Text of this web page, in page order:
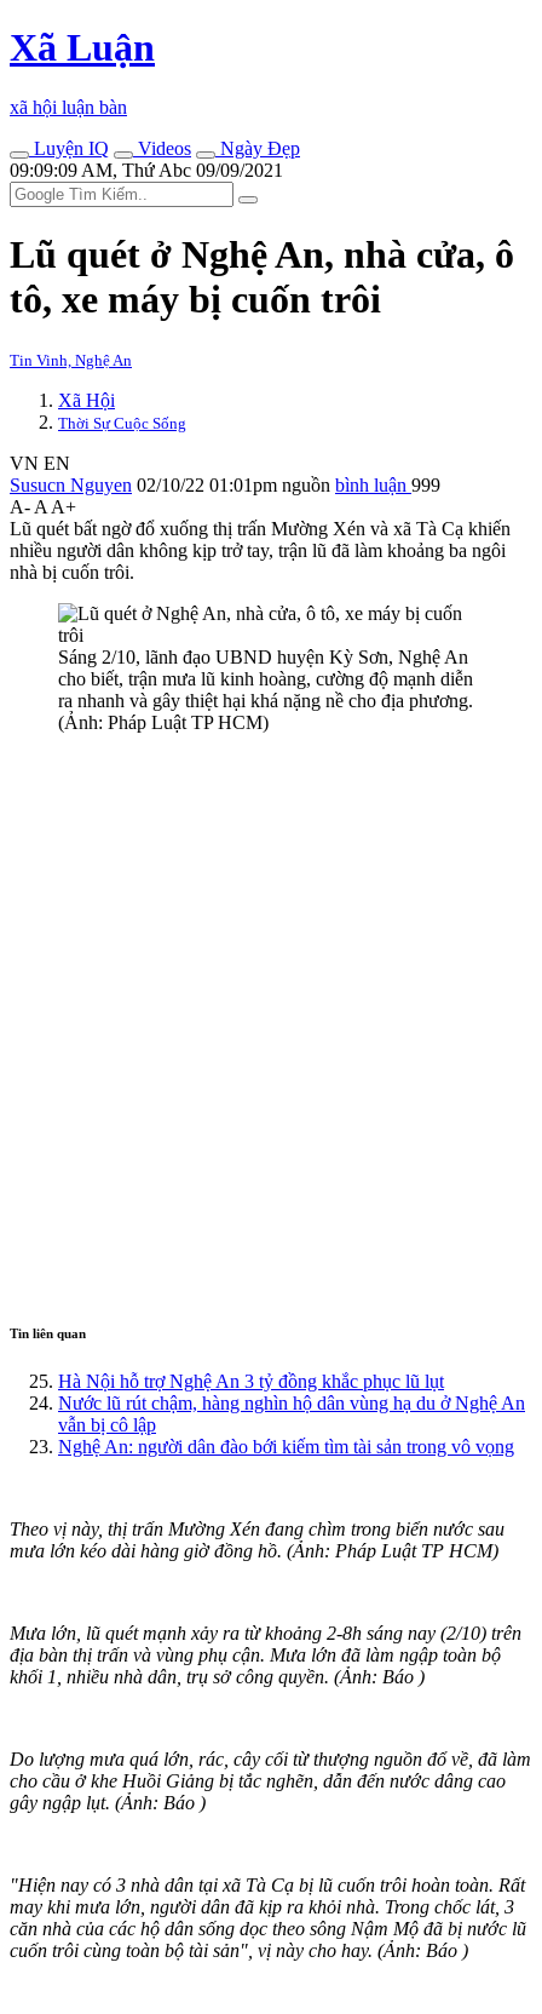
Xã Luận
xã hội luận bàn
Luyện IQ
Videos
Ngày Đẹp
09:09:09 AM, Thứ Abc 09/09/2021
Lũ quét ở Nghệ An, nhà cửa, ô
tô, xe máy bị cuốn trôi
Tin Vinh, Nghệ An
Xã Hội
Thời Sự Cuộc Sống
VN EN
Susucn Nguyen 02/10/22 01:01pm nguồn bình luận 999
A- A A+
Lũ quét bất ngờ đổ xuống thị trấn Mường Xén và xã Tà Cạ khiến
nhiều người dân không kịp trở tay, trận lũ đã làm khoảng ba ngôi
nhà bị cuốn trôi.
Sáng 2/10, lãnh đạo UBND huyện Kỳ Sơn, Nghệ An
cho biết, trận mưa lũ kinh hoàng, cường độ mạnh diễn
ra nhanh và gây thiệt hại khá nặng nề cho địa phương.
(Ảnh: Pháp Luật TP HCM)
Tin liên quan
Hà Nội hỗ trợ Nghệ An 3 tỷ đồng khắc phục lũ lụt
Nước lũ rút chậm, hàng nghìn hộ dân vùng hạ du ở Nghệ An
vẫn bị cô lập
Nghệ An: người dân đào bới kiếm tìm tài sản trong vô vọng
Theo vị này, thị trấn Mường Xén đang chìm trong biển nước sau
mưa lớn kéo dài hàng giờ đồng hồ. (Ảnh: Pháp Luật TP HCM)
Mưa lớn, lũ quét mạnh xảy ra từ khoảng 2-8h sáng nay (2/10) trên
địa bàn thị trấn và vùng phụ cận. Mưa lớn đã làm ngập toàn bộ
khối 1, nhiều nhà dân, trụ sở công quyền. (Ảnh: Báo )
Do lượng mưa quá lớn, rác, cây cối từ thượng nguồn đổ về, đã làm
cho cầu ở khe Huồi Giảng bị tắc nghẽn, dẫn đến nước dâng cao
gây ngập lụt. (Ảnh: Báo )
"Hiện nay có 3 nhà dân tại xã Tà Cạ bị lũ cuốn trôi hoàn toàn. Rất
may khi mưa lớn, người dân đã kịp ra khỏi nhà. Trong chốc lát, 3
căn nhà của các hộ dân sống dọc theo sông Nậm Mộ đã bị nước lũ
cuốn trôi cùng toàn bộ tài sản", vị này cho hay. (Ảnh: Báo )